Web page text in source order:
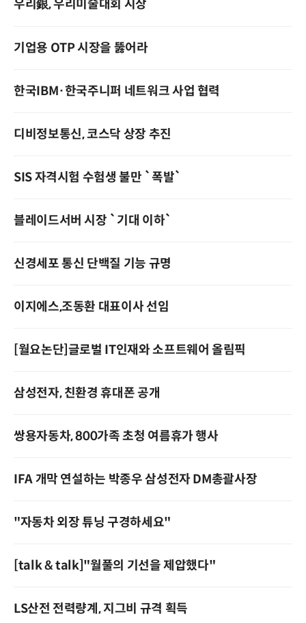
우리銀, 우리미술대회 시상
기업용 OTP 시장을 뚫어라
한국IBM·한국주니퍼 네트워크 사업 협력
디비정보통신, 코스닥 상장 추진
SIS 자격시험 수험생 불만 `폭발`
블레이드서버 시장 `기대 이하`
신경세포 통신 단백질 기능 규명
이지에스,조동환 대표이사 선임
[월요논단]글로벌 IT인재와 소프트웨어 올림픽
삼성전자, 친환경 휴대폰 공개
쌍용자동차, 800가족 초청 여름휴가 행사
IFA 개막 연설하는 박종우 삼성전자 DM총괄사장
"자동차 외장 튜닝 구경하세요"
[talk & talk]"월풀의 기선을 제압했다"
LS산전 전력량계, 지그비 규격 획득